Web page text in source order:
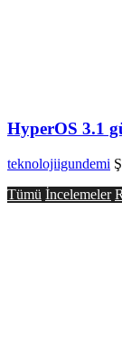
HyperOS 3.1
teknolojiigundemi
Tümü İncelemeler